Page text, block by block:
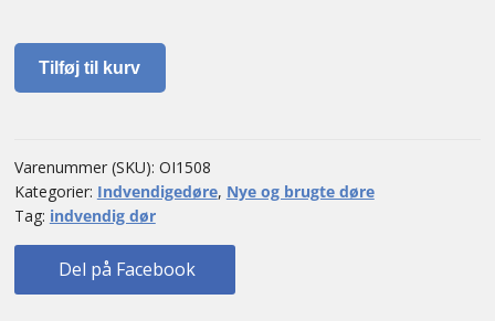
Indvendig
dør
antal
Tilføj til kurv
Varenummer (SKU): OI1508
Kategorier: Indvendigedøre, Nye og brugte døre
Tag: indvendig dør
Del på Facebook